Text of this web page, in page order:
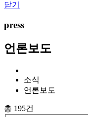
닫기
press
언론보도
소식
언론보도
총 195건